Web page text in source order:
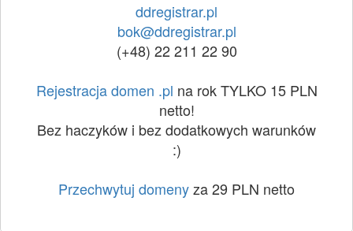
ddregistrar.pl
bok@ddregistrar.pl
(+48) 22 211 22 90
Rejestracja domen .pl na rok TYLKO 15 PLN
netto!
Bez haczyków i bez dodatkowych warunków
:)
Przechwytuj domenyza 29 PLN netto